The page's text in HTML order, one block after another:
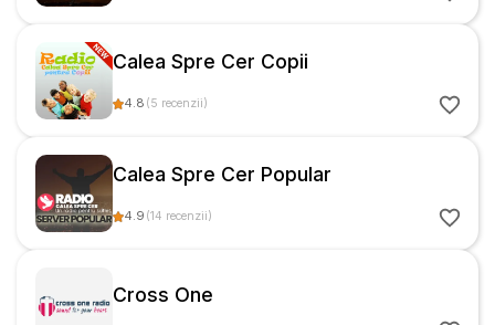
Calea Spre Cer Copii
4.8 (5 recenzii)
Calea Spre Cer Popular
4.9 (14 recenzii)
Cross One